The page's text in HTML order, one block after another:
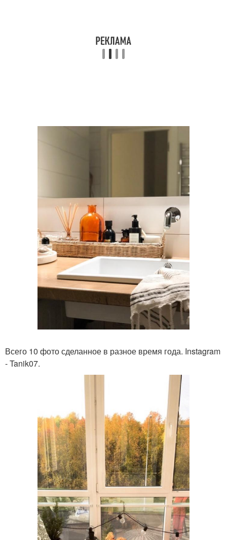
Всего 10 фото сделанное в разное время года. Instagram
- Tanik07.